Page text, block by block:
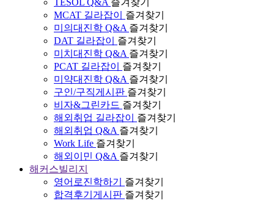
MCAT 길라잡이
즐겨찾기
미의대진학 Q&A 즐겨찾기
DAT 길라잡이
즐겨찾기
미치대진학 Q&A 즐겨찾기
PCAT 길라잡이
즐겨찾기
미약대진학 Q&A 즐겨찾기
구인/구직게시판 즐겨찾기
비자&그린카드 즐겨찾기
해외취업 길라잡이
즐겨찾기
해외취업 Q&A 즐겨찾기
Work Life 즐겨찾기
해외이민 Q&A 즐겨찾기
해커스빌리지
영어로진학하기
즐겨찾기
합격후기게시판 즐겨찾기